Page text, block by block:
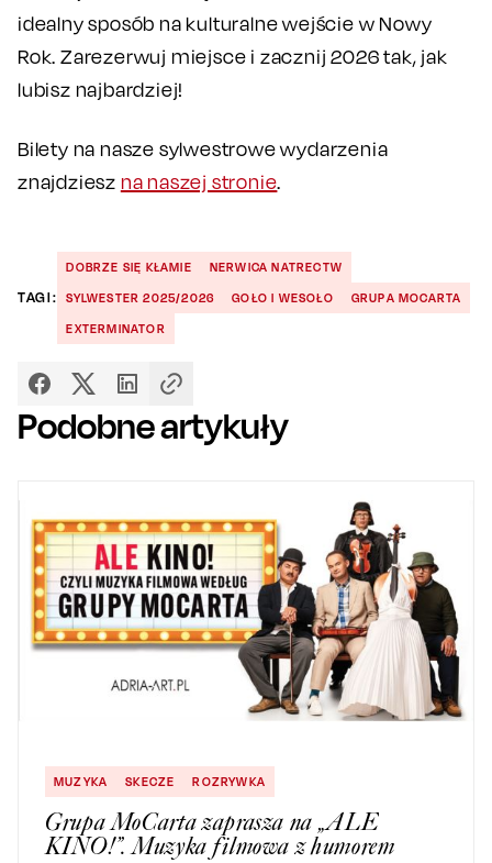
idealny sposób na kulturalne wejście w Nowy
Rok. Zarezerwuj miejsce i zacznij 2026 tak, jak
lubisz najbardziej!
Bilety na nasze sylwestrowe wydarzenia
znajdziesz na naszej stronie.
TAGI:
DOBRZE SIĘ KŁAMIE
NERWICA NATRECTW
SYLWESTER 2025/2026
GOŁO I WESOŁO
GRUPA MOCARTA
EXTERMINATOR
Podobne artykuły
MUZYKA SKECZE ROZRYWKA
Grupa MoCarta zaprasza na „ALE
KINO!”. Muzyka filmowa z humorem